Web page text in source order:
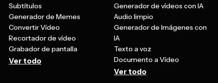
Subtítulos
Generador de Memes
Convertir Vídeo
Recortador de vídeo
Grabador de pantalla
Ver todo
Generador de vídeos con IA
Audio limpio
Generador de Imágenes con
IA
Texto a voz
Documento a Vídeo
Ver todo